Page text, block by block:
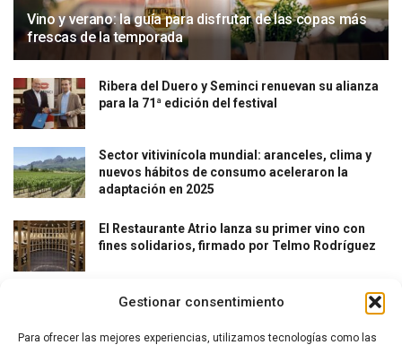
Gestionar consentimiento
Para ofrecer las mejores experiencias, utilizamos tecnologías como las
Vino y verano: la guía para disfrutar de las copas más
frescas de la temporada
Ribera del Duero y Seminci renuevan su alianza
para la 71ª edición del festival
Sector vitivinícola mundial: aranceles, clima y
nuevos hábitos de consumo aceleraron la
adaptación en 2025
El Restaurante Atrio lanza su primer vino con
fines solidarios, firmado por Telmo Rodríguez